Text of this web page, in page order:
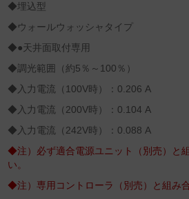
◆埋込型
◆ウォールウォッシャタイプ
◆●天井面取付専用
◆調光範囲（約5％～100％）
◆入力電流（100V時）：0.206 A
◆入力電流（200V時）：0.104 A
◆入力電流（242V時）：0.088 A
◆注）必ず適合電源ユニット（別売）と
い。
◆注）専用コントローラ（別売）と組み